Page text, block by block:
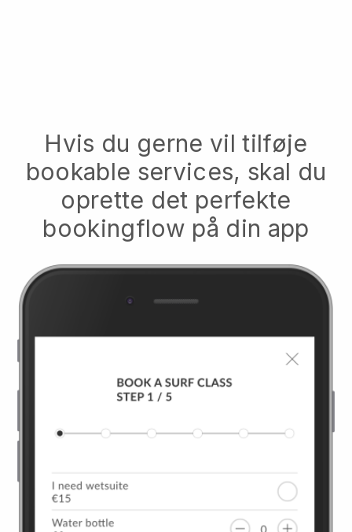
Hvis du gerne vil tilføje
bookable services, skal du
oprette det perfekte
bookingflow på din app